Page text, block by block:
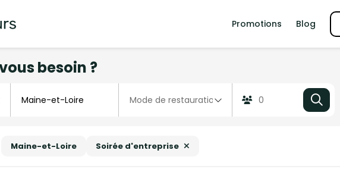
Promotions Blog
besoin ?
Maine-et-Loire Soirée d'entreprise